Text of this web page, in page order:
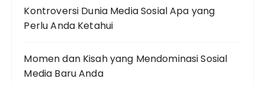
Kontroversi Dunia Media Sosial Apa yang
Perlu Anda Ketahui
Momen dan Kisah yang Mendominasi Sosial
Media Baru Anda